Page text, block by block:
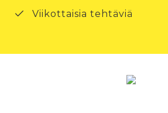
Viikottaisia tehtäviä